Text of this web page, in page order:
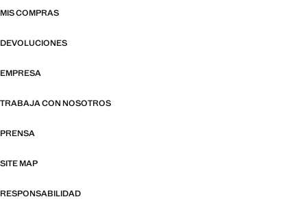
MIS COMPRAS
DEVOLUCIONES
EMPRESA
TRABAJA CON NOSOTROS
PRENSA
SITE MAP
RESPONSABILIDAD